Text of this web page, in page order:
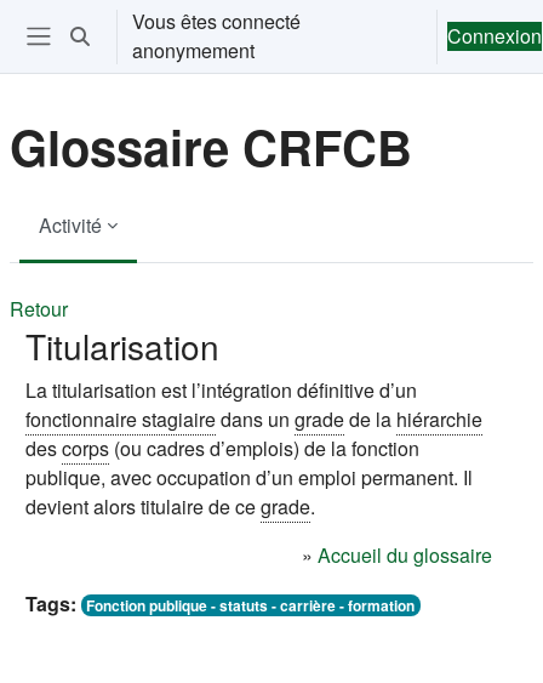
Passer au contenu principal
Ouvrir le menu de navigation
Activer/désactiver la saisie de recherche
Vous êtes connecté
anonymement
Connexion
Glossaire CRFCB
Activité
Retour
Titularisation
La titularisation est l’intégration définitive d’un
fonctionnaire stagiairedans un gradede la hiérarchie
descorps(ou cadres d’emplois) de lafonction
publique, avec occupation d’un emploi permanent. Il
devient alors titulaire de cegrade.
» Accueil du glossaire
Tags: Fonction publique - statuts - carrière - formation